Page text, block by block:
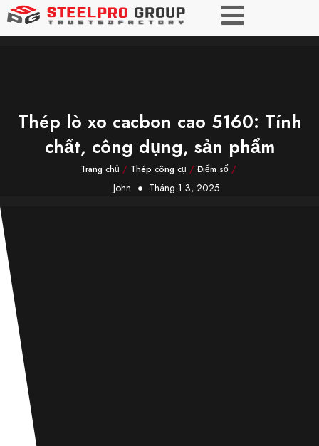
Thép lò xo cacbon cao 5160: Tính
chất, công dụng, sản phẩm
Trang chủ / Thép công cụ / Điểm số/
John Tháng 1 3, 2025